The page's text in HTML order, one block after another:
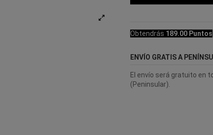
Obtendrás 189.00 Puntos
ENVÍO GRATIS A
El envío será gratuito en
(Peninsular).